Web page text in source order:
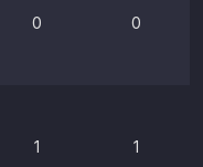
0 0
1 1